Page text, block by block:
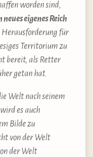
worden sind,
eigenes Reich
Herausforderung für
Territorium zu
bereit, als Retter
getan hat.
Welt nach seinem
es auch
Bilde zu
von der Welt
der Welt